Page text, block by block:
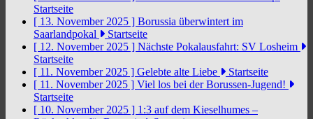
Startseite
[ 13. November 2025 ] Borussia überwintert im
Saarlandpokal
Startseite
[ 12. November 2025 ] Nächste Pokalausfahrt: SV Losheim
Startseite
[ 11. November 2025 ] Gelebte alte Liebe
Startseite
[ 11. November 2025 ] Viel los bei der Borussen-Jugend!
Startseite
[ 10. November 2025 ] 1:3 auf dem Kieselhumes –